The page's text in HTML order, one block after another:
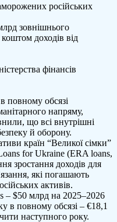
російських
зовнішнього
доходів від
фінансів
повному обсязі
напряму,
що всі внутрішні
й оборону.
країн “Великої сімки”
for Ukraine (ERA loans,
зростання доходів для
які погашають
активів.
– $50 млрд на 2025–2026
в повному обсязі – €18,1
наступного року.